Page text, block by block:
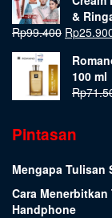
&
Rp99.400 Rp
100 ml
Rp
Pintasan
Mengapa Tulisan
Cara
Handphone